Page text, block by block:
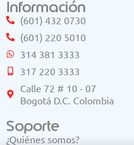
Información
(601) 432 0730
(601) 220 5010
314 381 3333
317 220 3333
Calle 72 # 10 - 07
Bogotá D.C. Colombia
Soporte
¿Quiénes somos?